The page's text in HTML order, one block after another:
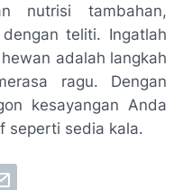
nutrisi tambahan,
teliti. Ingatlah
adalah langkah
ragu. Dengan
kesayangan Anda
seperti sedia kala.